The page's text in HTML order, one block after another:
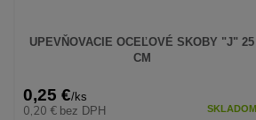
UPEVŇOVACIE OCEĽOVÉ SKOBY "J" 25
CM
0,25 €/ks
0,20 € bez DPH SKLADOM